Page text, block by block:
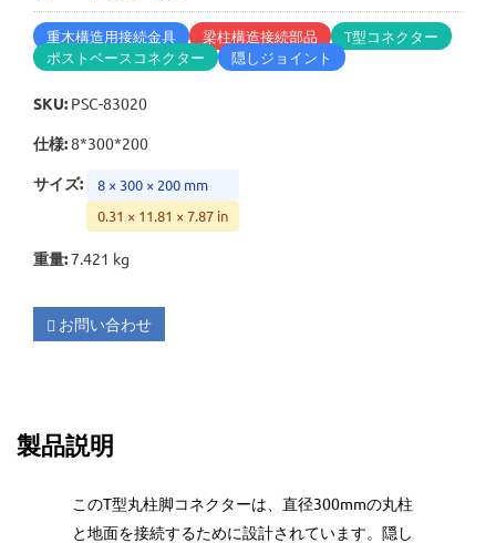
重木構造用接続金具 梁柱構造接続部品
T型コネクター
ポストベースコネクター
隠しジョイント
SKU: PSC-83020
仕様:8*300*200
サイズ:
8 × 300 × 200 mm
0.31 × 11.81 × 7.87 in
重量:7.421 kg
お問い合わせ
製品説明
このT型丸柱脚コネクターは、直径300mmの丸柱
と地面を接続するために設計されています。隠し